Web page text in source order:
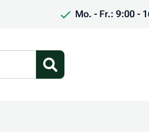
Mo. - Fr.: 9:00 -